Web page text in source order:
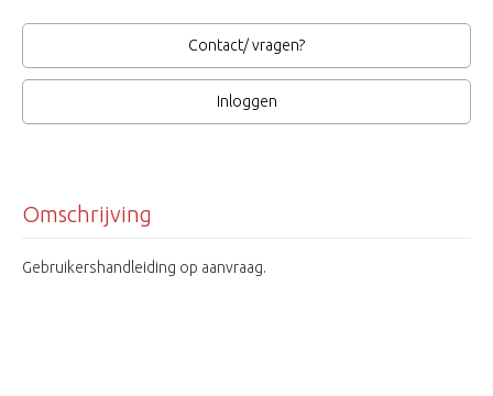
Contact/ vragen?
Inloggen
Omschrijving
Gebruikershandleiding op aanvraag.